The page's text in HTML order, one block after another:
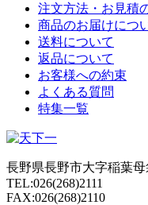
注文方法・お見積
商品のお届けにつ
送料について
返品について
お客様への約束
よくある質問
特集一覧
長野県長野市大字稲葉母
TEL:026(268)2111
FAX:026(268)2110